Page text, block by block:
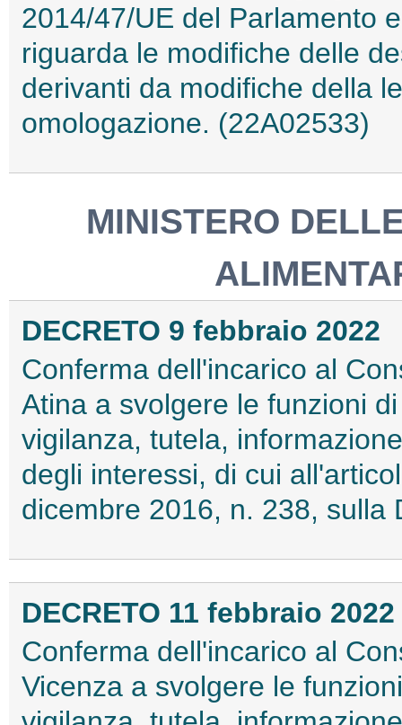
2014/47/UE del Parlamento
riguarda le modifiche delle
derivanti da modifiche della
omologazione. (22A02533)
MINISTERO
DECRETO 9 febbraio 2022
Conferma dell'incarico al
Atina a svolgere le funzioni
vigilanza, tutela,
degli interessi, di cui
dicembre 2016, n. 238, sulla
DECRETO 11 febbraio 2022
Conferma dell'incarico al
Vicenza a svolgere le